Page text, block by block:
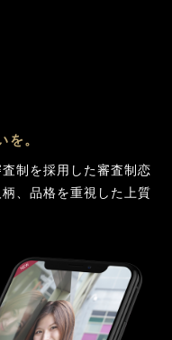
。
制を採用した審査制恋
、品格を重視した上質